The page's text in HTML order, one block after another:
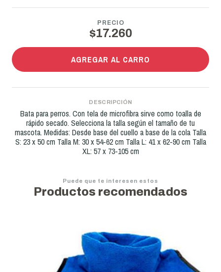
PRECIO
$17.260
AGREGAR AL CARRO
DESCRIPCIÓN
Bata para perros. Con tela de microfibra sirve como toalla de
rápido secado. Selecciona la talla según el tamaño de tu
mascota. Medidas: Desde base del cuello a base de la cola Talla
S: 23 x 50 cm Talla M: 30 x 54-62 cm Talla L: 41 x 62-90 cm Talla
XL: 57 x 73-105 cm
Puede que te interesen estos
Productos recomendados